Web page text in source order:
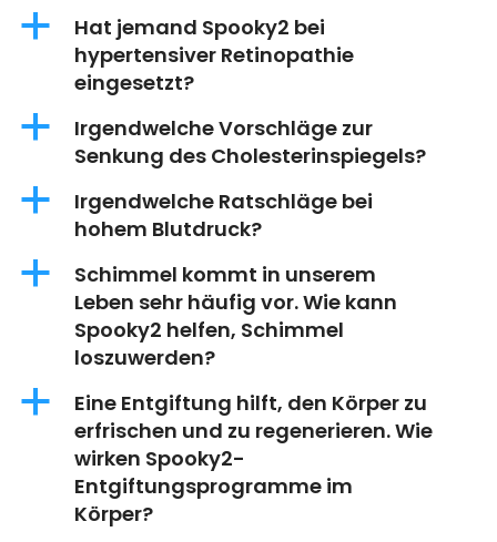
a
Hat jemand Spooky2 bei
hypertensiver Retinopathie
eingesetzt?
a
Irgendwelche Vorschläge zur
Senkung des Cholesterinspiegels?
a
Irgendwelche Ratschläge bei
hohem Blutdruck?
a
Schimmel kommt in unserem
Leben sehr häufig vor. Wie kann
Spooky2 helfen, Schimmel
loszuwerden?
a
Eine Entgiftung hilft, den Körper zu
erfrischen und zu regenerieren. Wie
wirken Spooky2-
Entgiftungsprogramme im
Körper?